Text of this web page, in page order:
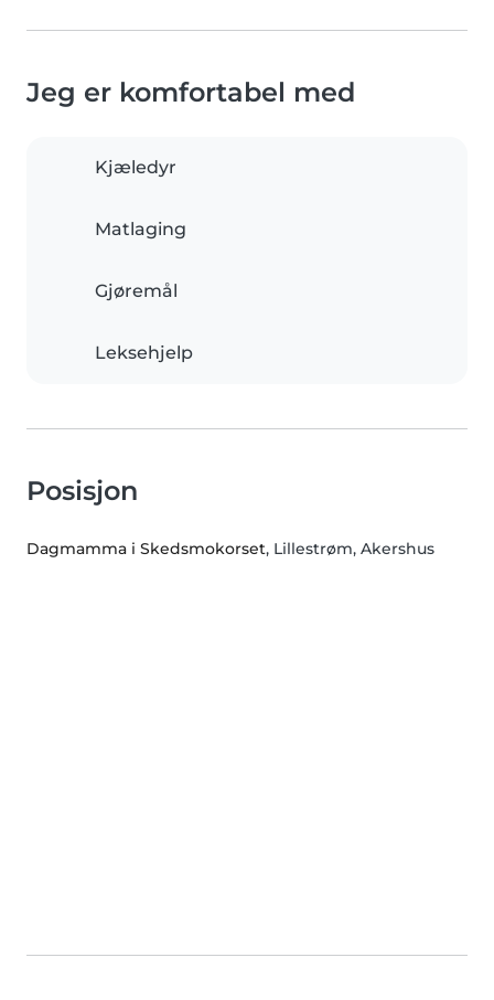
Jeg er komfortabel med
Kjæledyr
Matlaging
Gjøremål
Leksehjelp
Posisjon
Dagmamma i Skedsmokorset, Lillestrøm, Akershus